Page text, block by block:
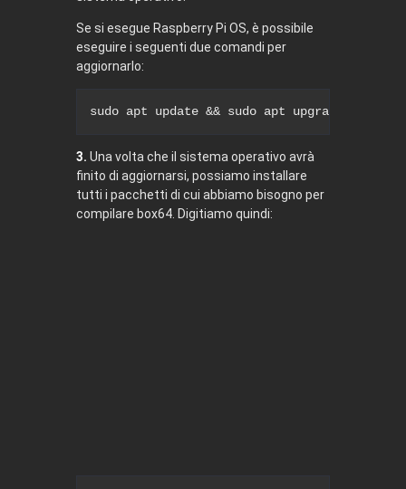
Se si esegue Raspberry Pi OS, è possibile
eseguire i seguenti due comandi per
aggiornarlo:
sudo apt update && sudo apt upgrade -y
3. Una volta che il sistema operativo avrà
finito di aggiornarsi, possiamo installare
tutti i pacchetti di cui abbiamo bisogno per
compilare box64. Digitiamo quindi: